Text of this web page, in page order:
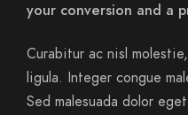
your conversion and a
Curabitur ac nisl
ligula. Integer congue
Sed malesuada dolor